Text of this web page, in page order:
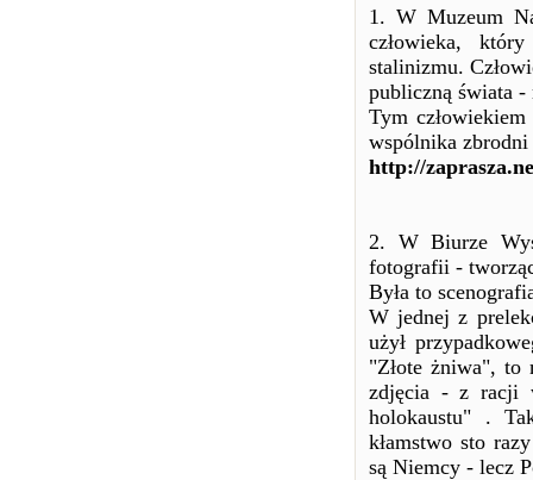
1. W Muzeum
człowieka,
stalinizmu.
publiczną świata -
Tym
wspólnika
http://
2. W Biurze
fotografii -
Była to
W jednej z
użył
"Złote żniwa", to
zdjęcia - z racji
holokaustu" .
kłamstwo sto
są Niemcy - lecz